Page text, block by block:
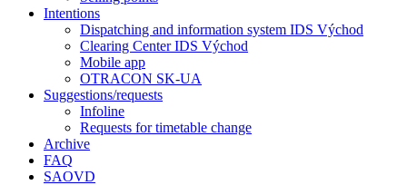
Intentions
Dispatching and information system IDS Východ
Clearing Center IDS Východ
Mobile app
OTRACON SK-UA
Suggestions/requests
Infoline
Requests for timetable change
Archive
FAQ
SAOVD